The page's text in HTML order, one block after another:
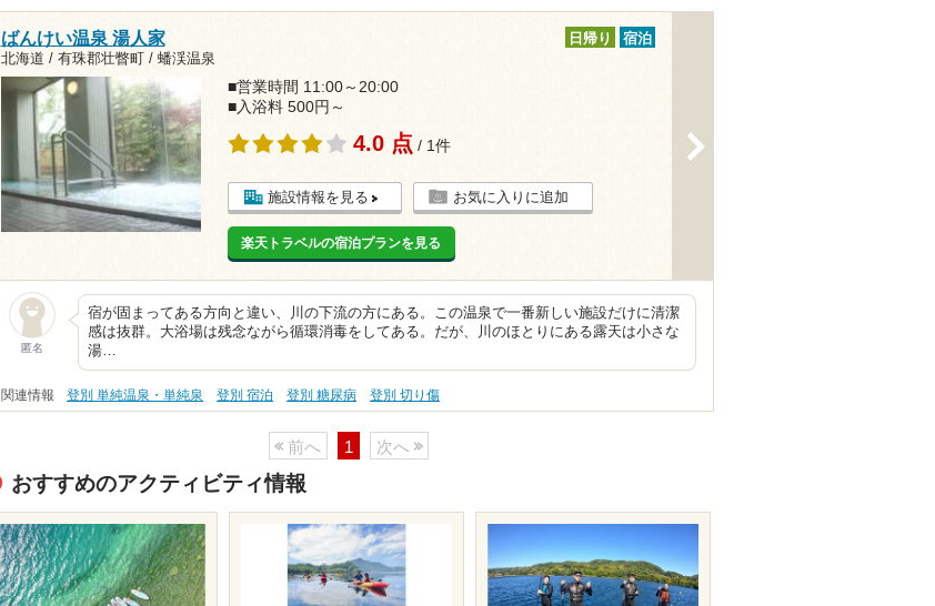
ばんけい温泉 湯人家
北海道 / 有珠郡壮瞥町 / 蟠渓温泉
日帰り 宿泊
■営業時間 11:00～20:00
■入浴料 500円～
4.0 点 / 1件
施設情報を見る お気に入りに追加
楽天トラベルの宿泊プランを見る
匿名
宿が固まってある方向と違い、川の下流の方にある。この温泉で一番新しい施設だけに清潔
感は抜群。大浴場は残念ながら循環消毒をしてある。だが、川のほとりにある露天は小さな
湯…
関連情報 登別 単純温泉・単純泉 登別 宿泊 登別 糖尿病 登別 切り傷
前へ 1 次へ
おすすめのアクティビティ情報